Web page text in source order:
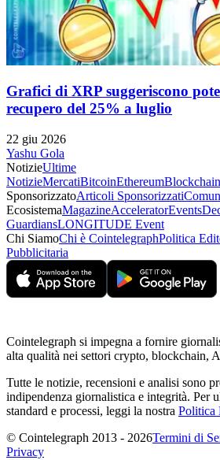
Grafici di XRP suggeriscono
recupero del 25% a luglio
22 giu 2026
Yashu Gola
NotizieUltime
NotizieMercatiBitcoinEthereumBlockchain
SponsorizzatoArticoli Sponsorizzati
EcosistemaMagazineAcceleratorEvents
GuardiansLONGITUDE Event
Chi SiamoChi è CointelegraphPolitica
Pubblicitaria
Cointelegraph si impegna a fornire
alta qualità nei settori crypto, blockchain,
Tutte le notizie, recensioni e analisi sono
indipendenza giornalistica e integrità. Per
standard e processi, leggi la nostra Politica
© Cointelegraph 2013 - 2026Termini di
Privacy